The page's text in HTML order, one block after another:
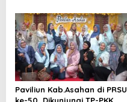
Tahun 2026
Paviliun Kab.Asahan di PRSU
ke-50, Dikunjungi TP-PKK